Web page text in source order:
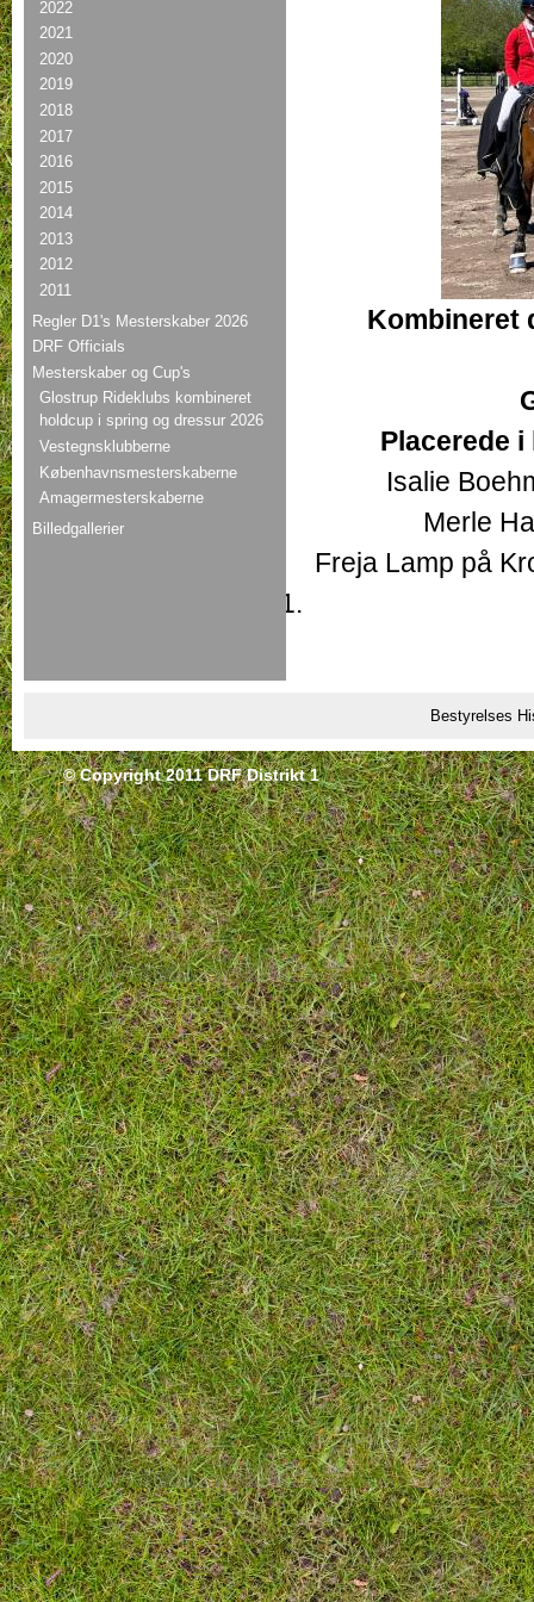
Kombineret
Placerede
Isalie
Merle
Freja Lamp på
2022
2021
2020
2019
2018
2017
2016
2015
2014
2013
2012
2011
Regler D1's Mesterskaber 2026
DRF Officials
Mesterskaber og Cup's
Glostrup Rideklubs kombineret
holdcup i spring og dressur 2026
Vestegnsklubberne
Københavnsmesterskaberne
Amagermesterskaberne
Billedgallerier
Bestyrelses
© Copyright 2011 DRF Distrikt 1